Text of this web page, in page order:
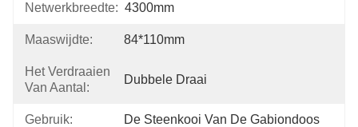
Netwerkbreedte: 4300mm
Maaswijdte: 84*110mm
Het Verdraaien
Van Aantal:
Dubbele Draai
Gebruik: De Steenkooi Van De Gabiondoos